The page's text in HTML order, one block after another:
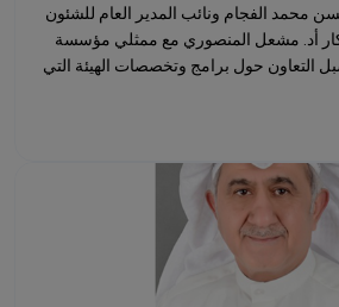
محمد الفجام ونائب المدير العام للشئون
أد. مشعل المنصوري مع ممثلي مؤسسة
التعاون حول برامج وتخصصات الهيئة التي